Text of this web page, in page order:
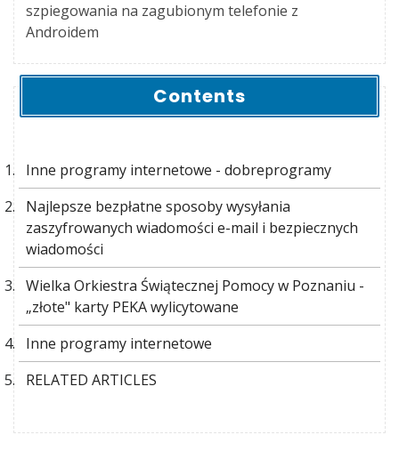
szpiegowania na zagubionym telefonie z
Androidem
Contents
Inne programy internetowe - dobreprogramy
Najlepsze bezpłatne sposoby wysyłania
zaszyfrowanych wiadomości e-mail i bezpiecznych
wiadomości
Wielka Orkiestra Świątecznej Pomocy w Poznaniu -
„złote" karty PEKA wylicytowane
Inne programy internetowe
RELATED ARTICLES